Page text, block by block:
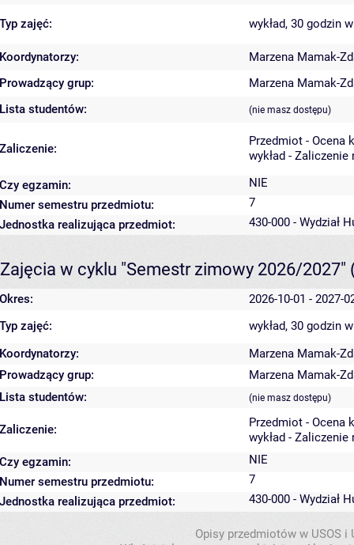
Typ zajęć: wykład, 30 godzin
Koordynatorzy:
Marzena Mamak-
Prowadzący grup:
Marzena Mamak-
Lista studentów:
(nie masz dostępu)
Zaliczenie:
Przedmiot - Ocena
wykład - Zaliczenie
Czy egzamin:
NIE
Numer semestru przedmiotu:
7
Jednostka realizująca przedmiot:
430-000 - Wydział
Zajęcia w cyklu "Semestr zimowy 2026/2027"
Okres:
2026-10-01 - 2027-
Typ zajęć:
wykład, 30 godzin
Koordynatorzy:
Marzena Mamak-
Prowadzący grup:
Marzena Mamak-
Lista studentów:
(nie masz dostępu)
Zaliczenie:
Przedmiot - Ocena
wykład - Zaliczenie
Czy egzamin:
NIE
Numer semestru przedmiotu:
7
Jednostka realizująca przedmiot:
430-000 - Wydział
Opisy przedmiotów w USOS